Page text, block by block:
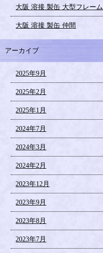
大阪 溶接 製缶 大型フレーム
大阪 溶接 製缶 仲間
アーカイブ
2025年9月
2025年2月
2025年1月
2024年7月
2024年3月
2024年2月
2023年12月
2023年9月
2023年8月
2023年7月